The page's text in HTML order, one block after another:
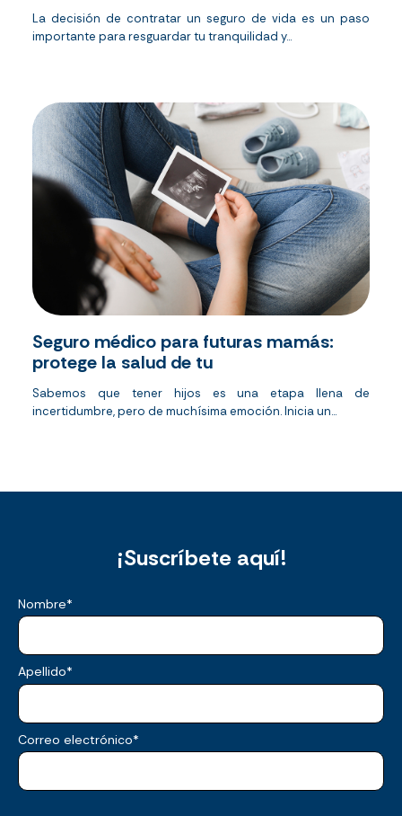
La decisión de contratar un seguro de vida es un paso
importante para resguardar tu tranquilidad y...
Seguro médico para futuras mamás:
protege la salud de tu
Sabemos que tener hijos es una etapa llena de
incertidumbre, pero de muchísima emoción. Inicia un...
¡Suscríbete aquí!
Nombre*
Apellido*
Correo electrónico*